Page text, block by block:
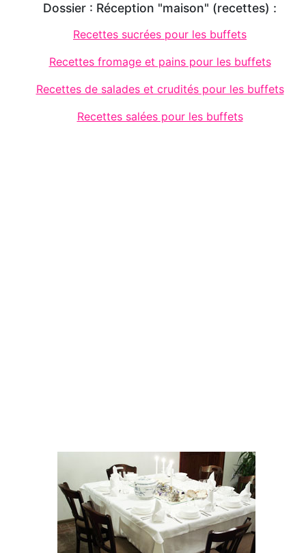
Dossier : Réception "maison" (recettes) :
Recettes sucrées pour les buffets
Recettes fromage et pains pour les buffets
Recettes de salades et crudités pour les buffets
Recettes salées pour les buffets